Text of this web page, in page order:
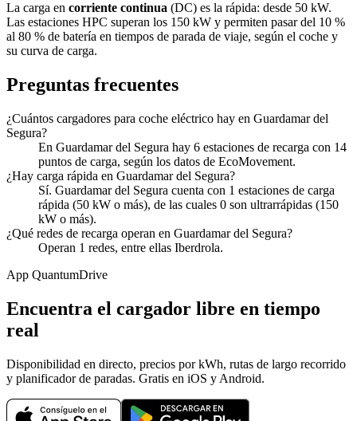
La carga en corriente continua (DC) es la rápida: desde 50 kW.
Las estaciones HPC superan los 150 kW y permiten pasar del 10 %
al 80 % de batería en tiempos de parada de viaje, según el coche y
su curva de carga.
Preguntas frecuentes
¿Cuántos cargadores para coche eléctrico hay en Guardamar del
Segura?
En Guardamar del Segura hay 6 estaciones de recarga con 14
puntos de carga, según los datos de EcoMovement.
¿Hay carga rápida en Guardamar del Segura?
Sí. Guardamar del Segura cuenta con 1 estaciones de carga
rápida (50 kW o más), de las cuales 0 son ultrarrápidas (150
kW o más).
¿Qué redes de recarga operan en Guardamar del Segura?
Operan 1 redes, entre ellas Iberdrola.
App QuantumDrive
Encuentra el cargador libre en tiempo
real
Disponibilidad en directo, precios por kWh, rutas de largo recorrido
y planificador de paradas. Gratis en iOS y Android.